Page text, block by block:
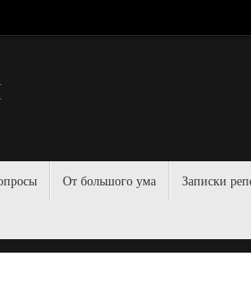
От большого ума Записки